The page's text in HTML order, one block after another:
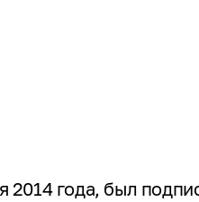
2014 года, был